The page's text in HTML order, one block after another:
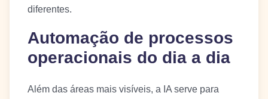
diferentes.
Automação de processos
operacionais do dia a dia
Além das áreas mais visíveis, a IA serve para